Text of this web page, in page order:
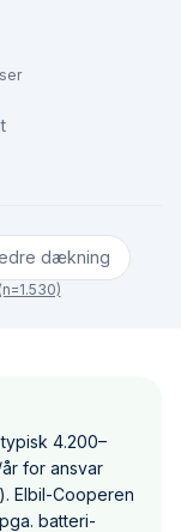
dækning
4.200–
for ansvar
Elbil-Cooperen
batteri-